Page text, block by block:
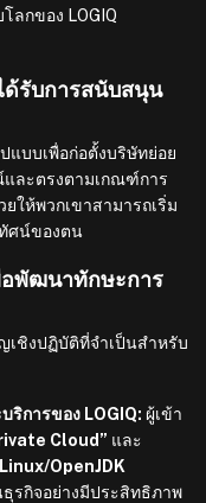
ลกของ LOGIQ
ด้รับการสนับสนุน
แบบเพื่อก่อตั้งบริษัทย่อย
ละตรงตามเกณฑ์การ
ให้พวกเขาสามารถเริ่ม
ศน์ของตน
อพัฒนาทักษะการ
เชิงปฏิบัติที่จำเป็นสำหรับ
ริการของ LOGIQ: ผู้เข้า
Cloud” และ
OpenJDK
รกิจอย่างมีประสิทธิภาพ